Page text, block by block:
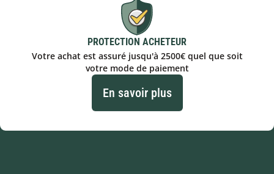
PROTECTION ACHETEUR
Votre achat est assuré jusqu'à 2500€ quel que soit
votre mode de paiement
En savoir plus